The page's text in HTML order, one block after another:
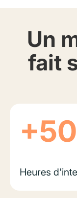
Un
fait
Heures